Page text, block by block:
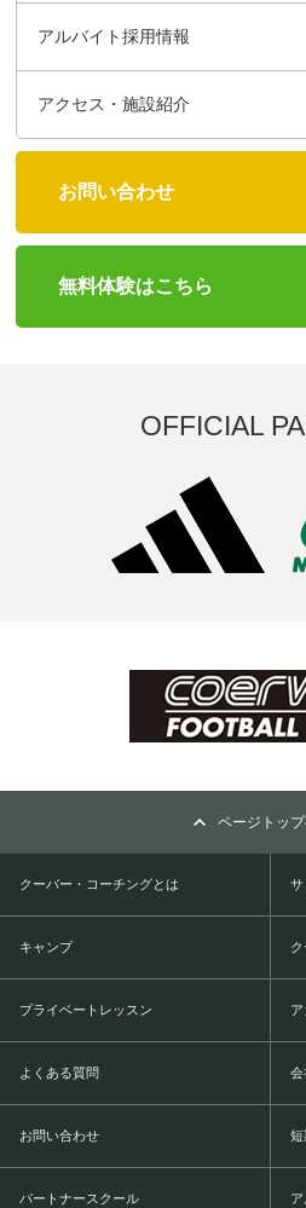
アルバイト採用情報
アクセス・施設紹介
お問い合わせ
無料体験はこちら
OFFICIAL
ページトッ
クーバー・コーチングとは サ
キャンプ
プライベートレッスン
よくある質問 会
お問い合わせ 短
パートナースクール